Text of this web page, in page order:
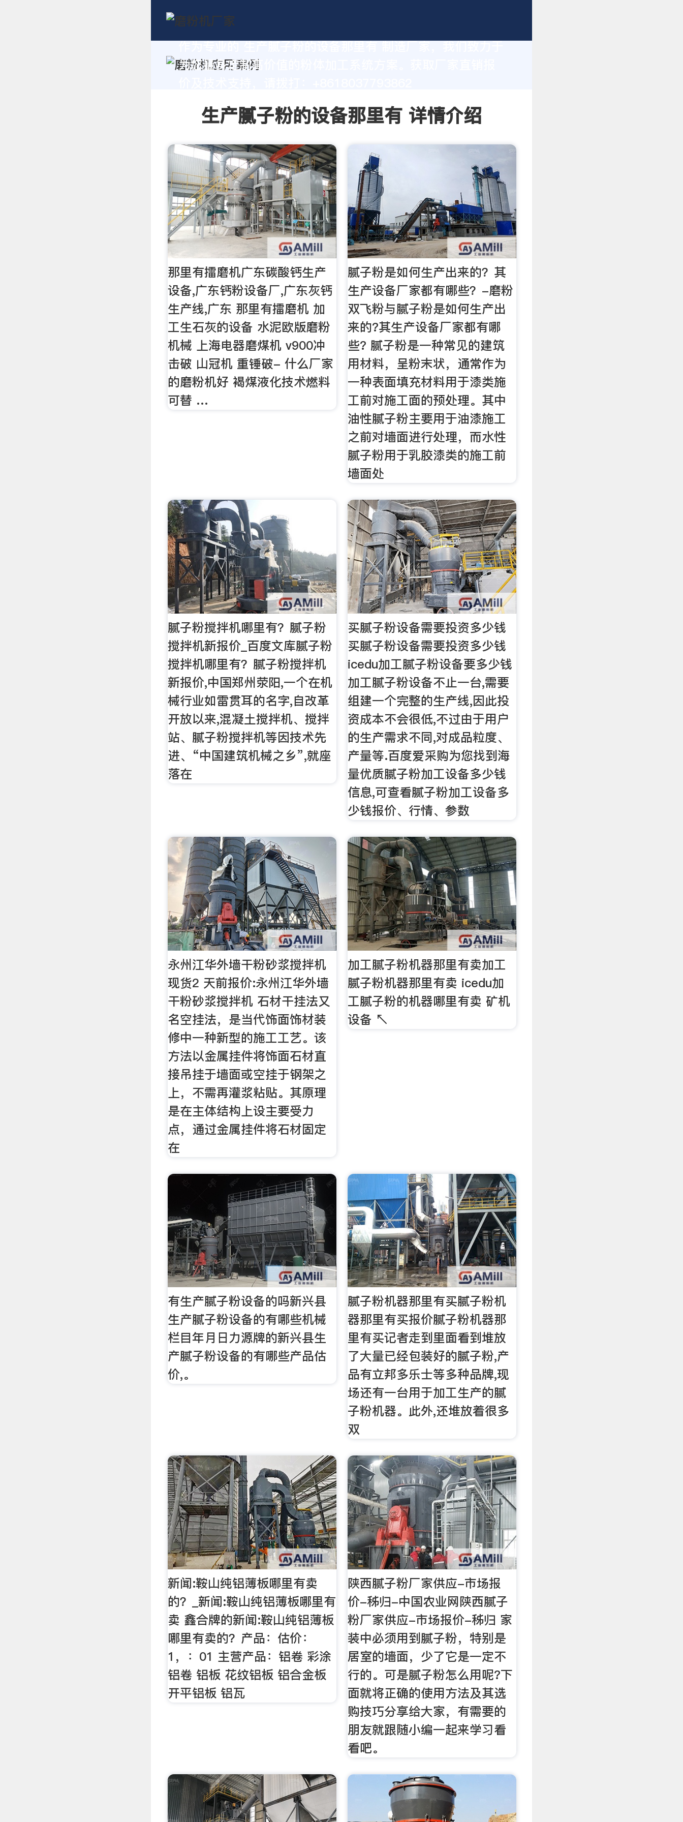
为您量身定制高价值的粉体加工系统方案。获取厂家直销报
生产腻子粉的设备那里有 详情介绍
那里有擂磨机广东碳酸钙生产
设备,广东钙粉设备厂,广东灰钙
生产线,广东 那里有擂磨机 加
工生石灰的设备 水泥欧版磨粉
机械 上海电器磨煤机 v900冲
击破 山冠机 重锤破- 什么厂家
的磨粉机好 褐煤液化技术燃料
可替 …
腻子粉是如何生产出来的？其
生产设备厂家都有哪些？-磨粉
双飞粉与腻子粉是如何生产出
来的?其生产设备厂家都有哪
些? 腻子粉是一种常见的建筑
用材料，呈粉末状，通常作为
一种表面填充材料用于漆类施
工前对施工面的预处理。其中
油性腻子粉主要用于油漆施工
之前对墙面进行处理，而水性
腻子粉用于乳胶漆类的施工前
墙面处
腻子粉搅拌机哪里有？腻子粉
搅拌机新报价_百度文库腻子粉
搅拌机哪里有？腻子粉搅拌机
新报价,中国郑州荥阳,一个在机
械行业如雷贯耳的名字,自改革
开放以来,混凝土搅拌机、搅拌
站、腻子粉搅拌机等因技术先
进、“中国建筑机械之乡”,就座
落在
买腻子粉设备需要投资多少钱
买腻子粉设备需要投资多少钱
icedu加工腻子粉设备要多少钱
加工腻子粉设备不止一台,需要
组建一个完整的生产线,因此投
资成本不会很低,不过由于用户
的生产需求不同,对成品粒度、
产量等.百度爱采购为您找到海
量优质腻子粉加工设备多少钱
信息,可查看腻子粉加工设备多
少钱报价、行情、参数
永州江华外墙干粉砂浆搅拌机
现货2 天前报价:永州江华外墙
干粉砂浆搅拌机 石材干挂法又
名空挂法，是当代饰面饰材装
修中一种新型的施工工艺。该
方法以金属挂件将饰面石材直
接吊挂于墙面或空挂于钢架之
上，不需再灌浆粘贴。其原理
是在主体结构上设主要受力
点，通过金属挂件将石材固定
在
加工腻子粉机器那里有卖加工
腻子粉机器那里有卖 icedu加
工腻子粉的机器哪里有卖 矿机
设备 ↖
有生产腻子粉设备的吗新兴县
生产腻子粉设备的有哪些机械
栏目年月日力源牌的新兴县生
产腻子粉设备的有哪些产品估
价,。
腻子粉机器那里有买腻子粉机
器那里有买报价腻子粉机器那
里有买记者走到里面看到堆放
了大量已经包装好的腻子粉,产
品有立邦多乐士等多种品牌,现
场还有一台用于加工生产的腻
子粉机器。此外,还堆放着很多
双
新闻:鞍山纯铝薄板哪里有卖
的？_新闻:鞍山纯铝薄板哪里有
卖 鑫合牌的新闻:鞍山纯铝薄板
哪里有卖的？产品：估价：
1，：01 主营产品：铝卷 彩涂
铝卷 铝板 花纹铝板 铝合金板
开平铝板 铝瓦
陕西腻子粉厂家供应-市场报
价-秭归-中国农业网陕西腻子
粉厂家供应-市场报价-秭归 家
装中必须用到腻子粉，特别是
居室的墙面，少了它是一定不
行的。可是腻子粉怎么用呢?下
面就将正确的使用方法及其选
购技巧分享给大家，有需要的
朋友就跟随小编一起来学习看
看吧。